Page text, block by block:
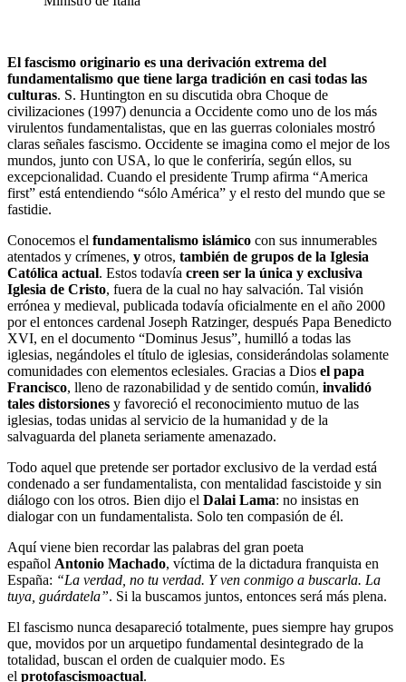
El fascismo originario es una derivación extrema del
fundamentalismo que tiene larga tradición en casi todas las
culturas. S. Huntington en su discutida obra Choque de
civilizaciones (1997) denuncia a Occidente como uno de los más
virulentos fundamentalistas, que en las guerras coloniales mostró
claras señales fascismo. Occidente se imagina como el mejor de los
mundos, junto con USA, lo que le conferiría, según ellos, su
excepcionalidad. Cuando el presidente Trump afirma “America
first” está entendiendo “sólo América” y el resto del mundo que se
fastidie.
Conocemos el fundamentalismo islámico con sus innumerables
atentados y crímenes, y otros, también de grupos de la Iglesia
Católica actual. Estos todavía creen ser la única y exclusiva
Iglesia de Cristo, fuera de la cual no hay salvación. Tal visión
errónea y medieval, publicada todavía oficialmente en el año 2000
por el entonces cardenal Joseph Ratzinger, después Papa Benedicto
XVI, en el documento “Dominus Jesus”, humilló a todas las
iglesias, negándoles el título de iglesias, considerándolas solamente
comunidades con elementos eclesiales. Gracias a Dios el papa
Francisco, lleno de razonabilidad y de sentido común, invalidó
tales distorsiones y favoreció el reconocimiento mutuo de las
iglesias, todas unidas al servicio de la humanidad y de la
salvaguarda del planeta seriamente amenazado.
Todo aquel que pretende ser portador exclusivo de la verdad está
condenado a ser fundamentalista, con mentalidad fascistoide y sin
diálogo con los otros. Bien dijo el Dalai Lama: no insistas en
dialogar con un fundamentalista. Solo ten compasión de él.
Aquí viene bien recordar las palabras del gran poeta
español Antonio Machado, víctima de la dictadura franquista en
España: “La verdad, no tu verdad. Y ven conmigo a buscarla. La
tuya, guárdatela”. Si la buscamos juntos, entonces será más plena.
El fascismo nunca desapareció totalmente, pues siempre hay grupos
que, movidos por un arquetipo fundamental desintegrado de la
totalidad, buscan el orden de cualquier modo. Es
el protofascismoactual.